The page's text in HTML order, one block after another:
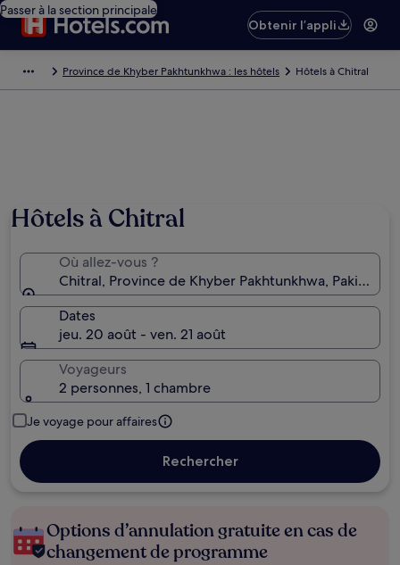
Passer à la section principale
Obtenir l’appli
Province de Khyber Pakhtunkhwa : les hôtels Hôtels à Chitral
Hôtels à Chitral
Où allez-vous ?
Chitral, Province de Khyber Pakhtunkhwa, Pakistan
Dates
jeu. 20 août - ven. 21 août
Voyageurs
2 personnes, 1 chambre
Je voyage pour affaires
Rechercher
Options d’annulation gratuite en cas de
changement de programme